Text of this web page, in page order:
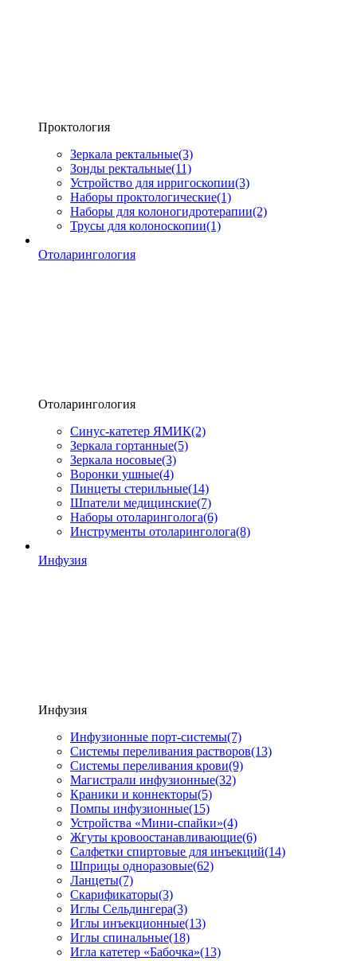
Проктология
Зеркала ректальные(3)
Зонды ректальные(11)
Устройство для ирригоскопии(3)
Наборы проктологические(1)
Наборы для колоногидротерапии(2)
Трусы для колоноскопии(1)
Отоларингология
Отоларингология
Синус-катетер ЯМИК(2)
Зеркала гортанные(5)
Зеркала носовые(3)
Воронки ушные(4)
Пинцеты стерильные(14)
Шпатели медицинские(7)
Наборы отоларинголога(6)
Инструменты отоларинголога(8)
Инфузия
Инфузия
Инфузионные порт-системы(7)
Системы переливания растворов(13)
Системы переливания крови(9)
Магистрали инфузионные(32)
Краники и коннекторы(5)
Помпы инфузионные(15)
Устройства «Мини-спайки»(4)
Жгуты кровоостанавливающие(6)
Салфетки спиртовые для инъекций(14)
Шприцы одноразовые(62)
Ланцеты(7)
Скарификаторы(3)
Иглы Сельдингера(3)
Иглы инъекционные(13)
Иглы спинальные(18)
Игла катетер «Бабочка»(13)